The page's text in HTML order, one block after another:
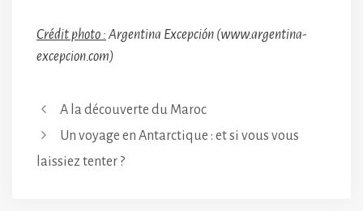
Crédit photo : Argentina Excepción (www.argentina-
excepcion.com)
A la découverte du Maroc
Un voyage en Antarctique : et si vous vous
laissiez tenter ?